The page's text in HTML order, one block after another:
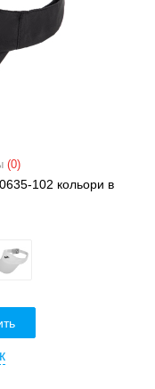
(0)
102 кольори в